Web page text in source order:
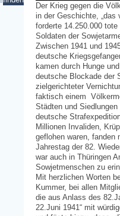
Der Krieg gegen die
in der Geschichte, „das
forderte 14.250.000
Soldaten der
Zwischen 1941 und
deutsche
kamen durch Hunge
deutsche Blockade der
zielgerichteter
faktisch einem
Städten und
deutsche
Millionen Invaliden,
geflohen waren, fanden
Jahrestag der 82.
war auch in Thüringen
Sowjetmenschen zu
Mit herzlichen Worten
Kummer, bei allen
die aus Anlass des
22.Juni 1941“ mit